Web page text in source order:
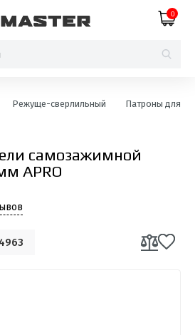
0
Режуще-сверлильный Патроны для
самозажимной
APRO